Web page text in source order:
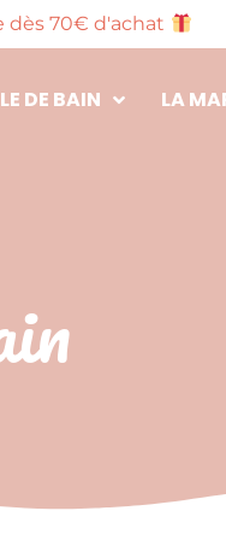
dès 70€ d'achat
DE BAIN LA